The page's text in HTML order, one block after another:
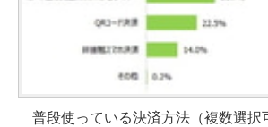
普段使っている決済方法（複数選択